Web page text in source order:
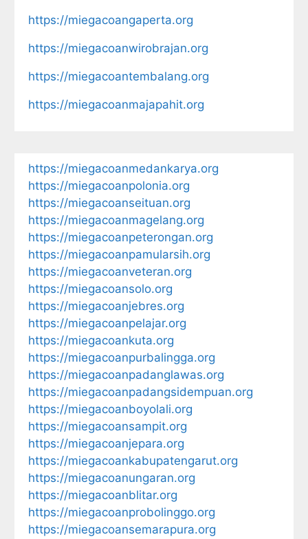
https://miegacoangaperta.org
https://miegacoanwirobrajan.org
https://miegacoantembalang.org
https://miegacoanmajapahit.org
https://miegacoanmedankarya.org
https://miegacoanpolonia.org
https://miegacoanseituan.org
https://miegacoanmagelang.org
https://miegacoanpeterongan.org
https://miegacoanpamularsih.org
https://miegacoanveteran.org
https://miegacoansolo.org
https://miegacoanjebres.org
https://miegacoanpelajar.org
https://miegacoankuta.org
https://miegacoanpurbalingga.org
https://miegacoanpadanglawas.org
https://miegacoanpadangsidempuan.org
https://miegacoanboyolali.org
https://miegacoansampit.org
https://miegacoanjepara.org
https://miegacoankabupatengarut.org
https://miegacoanungaran.org
https://miegacoanblitar.org
https://miegacoanprobolinggo.org
https://miegacoansemarapura.org